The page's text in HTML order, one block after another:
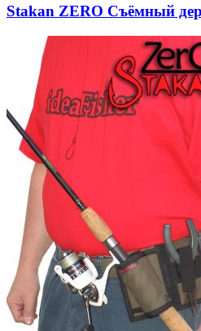
Stakan ZERO Съёмный